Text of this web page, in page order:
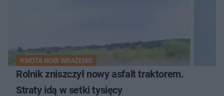
KWOTA ROBI WRAŻENIE
Rolnik zniszczył nowy asfalt traktorem.
Straty idą w setki tysięcy